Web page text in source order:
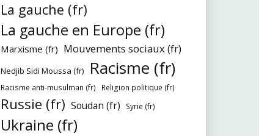
La gauche (fr)
La gauche en Europe (fr)
Marxisme (fr) Mouvements sociaux (fr)
Nedjib Sidi Moussa (fr) Racisme (fr)
Racisme anti-musulman (fr) Religion politique (fr)
Russie (fr) Soudan (fr) Syrie (fr)
Ukraine (fr)